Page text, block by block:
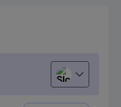
Slovenščina